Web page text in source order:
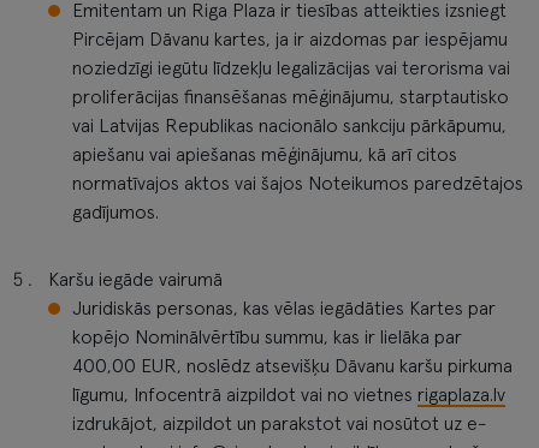
Emitentam un Riga Plaza ir tiesības atteikties izsniegt
Pircējam Dāvanu kartes, ja ir aizdomas par iespējamu
noziedzīgi iegūtu līdzekļu legalizācijas vai terorisma vai
proliferācijas finansēšanas mēģinājumu, starptautisko
vai Latvijas Republikas nacionālo sankciju pārkāpumu,
apiešanu vai apiešanas mēģinājumu, kā arī citos
normatīvajos aktos vai šajos Noteikumos paredzētajos
gadījumos.
Karšu iegāde vairumā
Juridiskās personas, kas vēlas iegādāties Kartes par
kopējo Nominālvērtību summu, kas ir lielāka par
400,00 EUR, noslēdz atsevišķu Dāvanu karšu pirkuma
līgumu, Infocentrā aizpildot vai no vietnes rigaplaza.lv
izdrukājot, aizpildot un parakstot vai nosūtot uz e-